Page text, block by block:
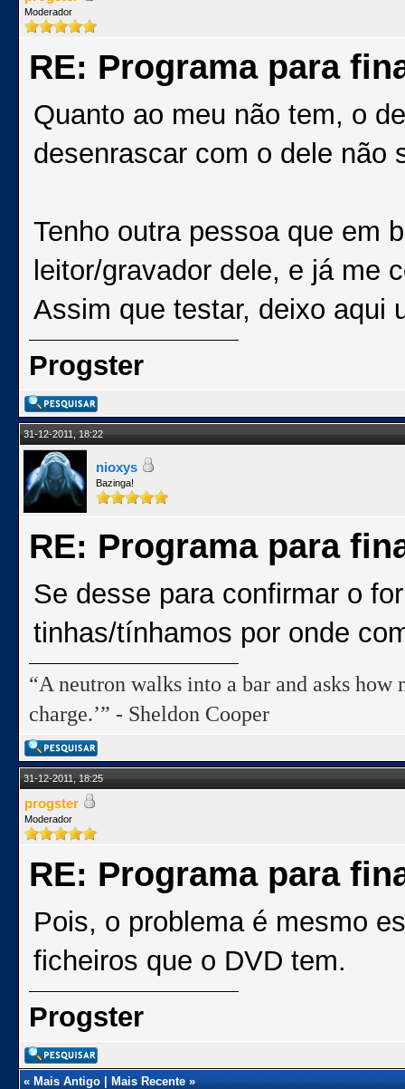
Moderador
RE: Programa para
Quanto ao meu não tem, o
desenrascar com o dele não
Tenho outra pessoa que em
leitor/gravador dele, e já me
Assim que testar, deixo aqui
Progster
31-12-2011, 18:22
nioxys
Bazinga!
RE: Programa para
Se desse para confirmar o
tinhas/tínhamos por onde
“A neutron walks into a bar and asks
charge.’” - Sheldon Cooper
31-12-2011, 18:25
progster
Moderador
RE: Programa para
Pois, o problema é mesmo
ficheiros que o DVD tem.
Progster
«Mais Antigo|Mais Recente»